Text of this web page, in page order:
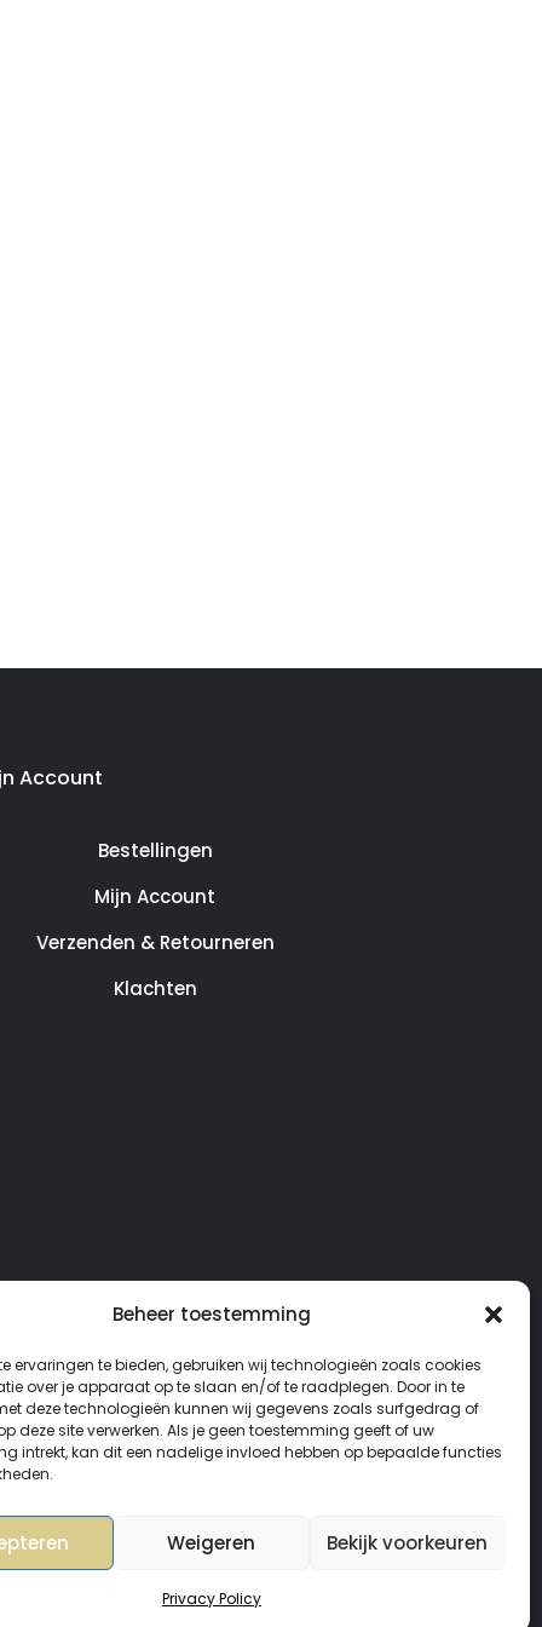
Beheer toestemming
ervaringen te bieden, gebruiken wij technologieën zoals cookies
over je apparaat op te slaan en/of te raadplegen. Door in te
deze technologieën kunnen wij gegevens zoals surfgedrag of
deze site verwerken. Als je geen toestemming geeft of uw
intrekt, kan dit een nadelige invloed hebben op bepaalde functies
Weigeren Bekijk voorkeuren
Privacy Policy
Account
Bestellingen
Mijn Account
Verzenden & Retourneren
Klachten